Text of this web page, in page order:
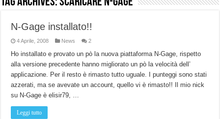
Dashcam 70mai A810 Lite: Piccola, 4K e molto efficace. Ecco come va in strada
NON Crederai a quanta LUCE fa questa Lampada Letour! – RECENSIONE
Cecotec Millor, recensione della mountain bike elettrica biammortizzata.
Chi l’ha detto che gli Open-Ear suonano male? Recensione EarFun Clip 2
BENKS OMNIWARRIOR: Più di un semplice vetro temperato!
Brondi Amico Vero 4G: Focus su SOS, sicurezza e controllo da remoto.
N-Gage installato!!
4 Aprile, 2008 News 2
Ho installato e provato un pò la nuova piattaforma N-Gage, rispetto
alla versione precedente hanno migliorato un pò la velocità dell’
applicazione. Per il resto è rimasto tutto uguale. I punteggi sono stati
azzerati, ma se avevate un account, quello vi è rimasto!! Il mio nick
su N-Gage è elisir79, …
Leggi tutto